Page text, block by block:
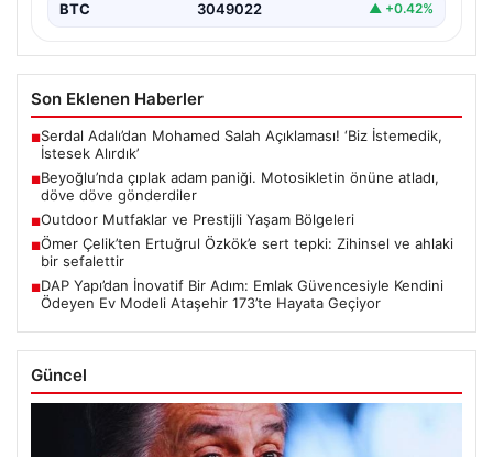
BTC 3049022 ▲ +0.42%
Son Eklenen Haberler
■Serdal Adalı’dan Mohamed Salah Açıklaması! ‘Biz İstemedik,
İstesek Alırdık’
■Beyoğlu’nda çıplak adam paniği. Motosikletin önüne atladı,
döve döve gönderdiler
■Outdoor Mutfaklar ve Prestijli Yaşam Bölgeleri
■Ömer Çelik’ten Ertuğrul Özkök’e sert tepki: Zihinsel ve ahlaki
bir sefalettir
■DAP Yapı’dan İnovatif Bir Adım: Emlak Güvencesiyle Kendini
Ödeyen Ev Modeli Ataşehir 173’te Hayata Geçiyor
Güncel